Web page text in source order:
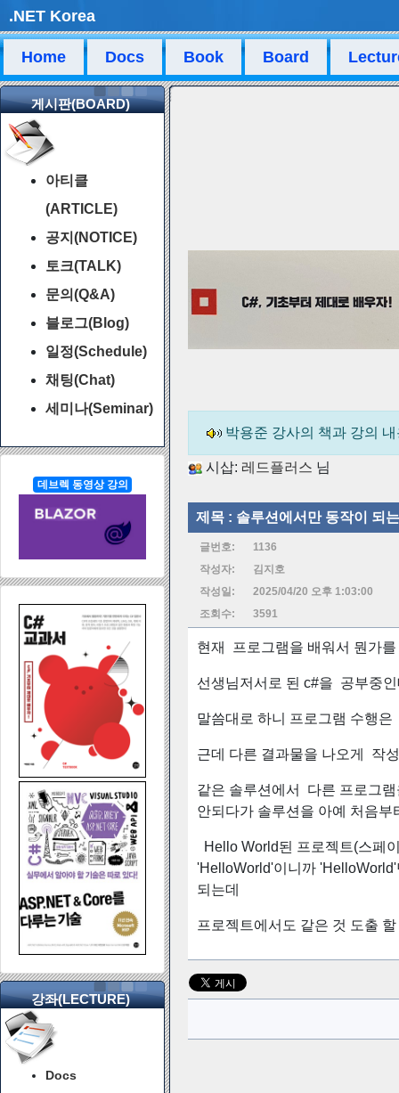
.NET Korea
Home Docs Book Board
게시판(BOARD)
아티클
(ARTICLE)
공지(NOTICE)
토크(TALK)
문의(Q&A)
블로그(Blog)
일정(Schedule)
채팅(Chat)
세미나(Seminar)
데브렉 동영상 강의
강좌(LECTURE)
Docs
박용준 강사의 책과 강의
시삽: 레드플러스 님
제목 : 솔루션에서만 동작이 되
글번호:
1136
작성자:
김지호
작성일:
2025/04/20 오후 1:03:00
조회수:
3591
현재 프로그램을 배워서 뭔가
선생님저서로 된 c#을 공부중
말씀대로 하니 프로그램 수행
근데 다른 결과물을 나오게 작
같은 솔루션에서 다른 프로그
안되다가 솔루션을 아예 처음부
Hello World된 프로젝트(스페
'HelloWorld'이니까
되는데
프로젝트에서도 같은 것 도출